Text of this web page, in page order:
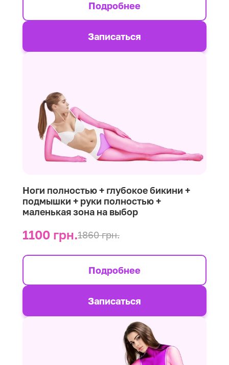
Подробнее
Записаться
Ноги полностью + глубокое бикини +
подмышки + руки полностью +
маленькая зона на выбор
1100 грн.1860 грн.
Подробнее
Записаться